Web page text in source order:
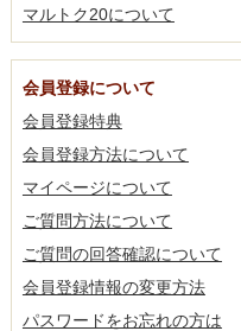
マルトク20について
会員登録について
会員登録特典
会員登録方法について
マイページについて
ご質問方法について
ご質問の回答確認について
会員登録情報の変更方法
パスワードをお忘れの方は